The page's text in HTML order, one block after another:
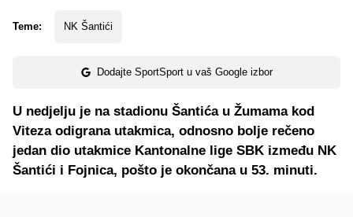
Teme: NK Šantići
Dodajte SportSport u vaš Google izbor
U nedjelju je na stadionu Šantića u Žumama kod
Viteza odigrana utakmica, odnosno bolje rečeno
jedan dio utakmice Kantonalne lige SBK između NK
Šantići i Fojnica, pošto je okončana u 53. minuti.